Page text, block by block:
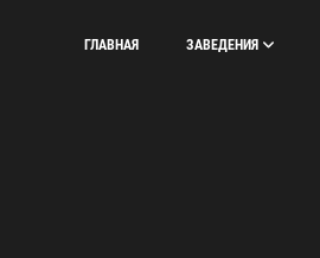
ГЛАВНАЯ ЗАВЕДЕНИЯ